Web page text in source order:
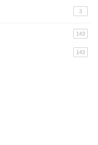
3
143
143